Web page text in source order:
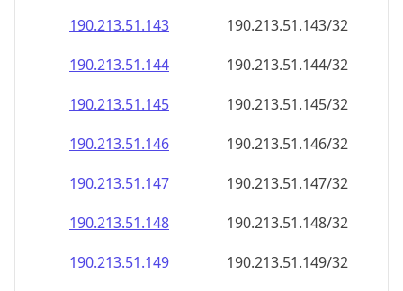
190.213.51.143
190.213.51.143/32
190.213.51.144
190.213.51.144/32
190.213.51.145
190.213.51.145/32
190.213.51.146
190.213.51.146/32
190.213.51.147
190.213.51.147/32
190.213.51.148
190.213.51.148/32
190.213.51.149
190.213.51.149/32